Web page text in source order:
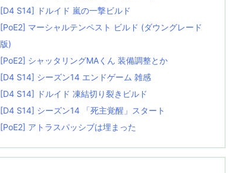
[D4 S14] ドルイド 嵐の一撃ビルド
[PoE2] マーシャルテンペスト ビルド (ダウングレード
版)
[PoE2] シャッタリングMAくん 装備調整とか
[D4 S14] シーズン14 エンドゲーム 雑感
[D4 S14] ドルイド 凍結切り裂きビルド
[D4 S14] シーズン14 「死主覚醒」スタート
[PoE2] アトラスパッシブは埋まった